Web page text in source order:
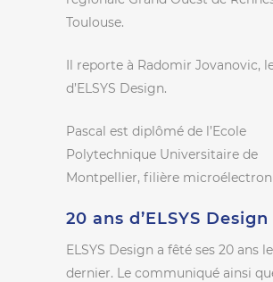
Toulouse.
Il reporte à Radomir Jovanovic,
d’ELSYS Design.
Pascal est diplômé de l’Ecole
Polytechnique Universitaire de
Montpellier, filière
20 ans d’ELSYS Design
ELSYS Design a fêté ses 20 ans
dernier. Le communiqué ainsi